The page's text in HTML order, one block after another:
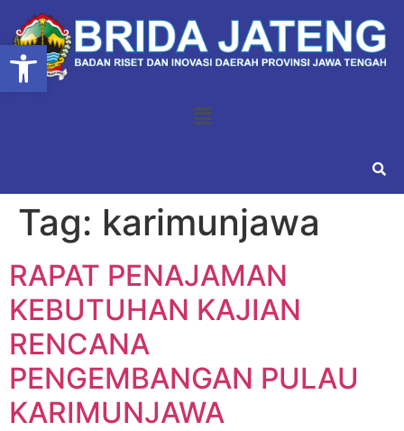
Open toolbar
Tag: karimunjawa
RAPAT PENAJAMAN
KEBUTUHAN KAJIAN
RENCANA
PENGEMBANGAN PULAU
KARIMUNJAWA